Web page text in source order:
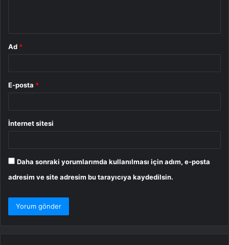
Ad *
E-posta *
İnternet sitesi
Daha sonraki yorumlarımda kullanılması için adım, e-posta
adresim ve site adresim bu tarayıcıya kaydedilsin.